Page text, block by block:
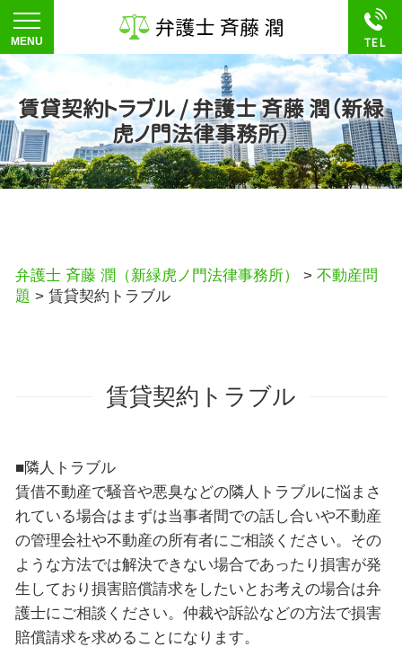
賃貸契約トラブル / 弁護士 斉藤 潤（新緑
虎ノ門法律事務所）
弁護士 斉藤 潤（新緑虎ノ門法律事務所） > 不動産問
題 > 賃貸契約トラブル
賃貸契約トラブル
■隣人トラブル
賃借不動産で騒音や悪臭などの隣人トラブルに悩まさ
れている場合はまずは当事者間での話し合いや不動産
の管理会社や不動産の所有者にご相談ください。その
ような方法では解決できない場合であったり損害が発
生しており損害賠償請求をしたいとお考えの場合は弁
護士にご相談ください。仲裁や訴訟などの方法で損害
賠償請求を求めることになります。